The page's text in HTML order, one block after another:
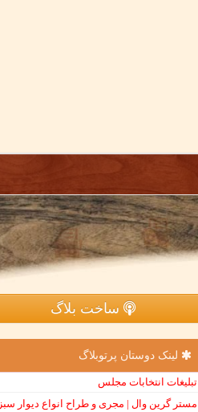
ساخت بلاگ
لینک دوستان پرتوبلاگ
تبلیغات انتخابات مجلس
مستر گرین وال | مجری و طراح انواع دیوار سبز